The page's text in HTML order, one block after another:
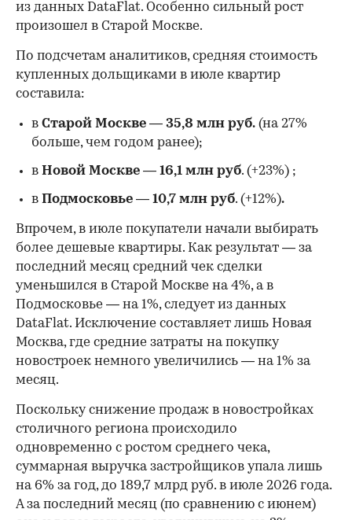
из данных DataFlat. Особенно сильный рост
произошел в Старой Москве.
По подсчетам аналитиков, средняя стоимость
купленных дольщиками в июле квартир
составила:
в Старой Москве — 35,8 млн руб. (на 27%
больше, чем годом ранее);
в Новой Москве — 16,1 млн руб. (+23%) ;
в Подмосковье — 10,7 млн руб. (+12%).
Впрочем, в июле покупатели начали выбирать
более дешевые квартиры. Как результат — за
последний месяц средний чек сделки
уменьшился в Старой Москве на 4%, а в
Подмосковье — на 1%, следует из данных
DataFlat. Исключение составляет лишь Новая
Москва, где средние затраты на покупку
новостроек немного увеличились — на 1% за
месяц.
Поскольку снижение продаж в новостройках
столичного региона происходило
одновременно с ростом среднего чека,
суммарная выручка застройщиков упала лишь
на 6% за год, до 189,7 млрд руб. в июле 2026 года.
А за последний месяц (по сравнению с июнем)